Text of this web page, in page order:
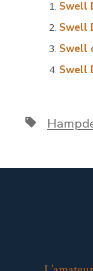
Swell
Swell
Swell
Swell
Étiquettes